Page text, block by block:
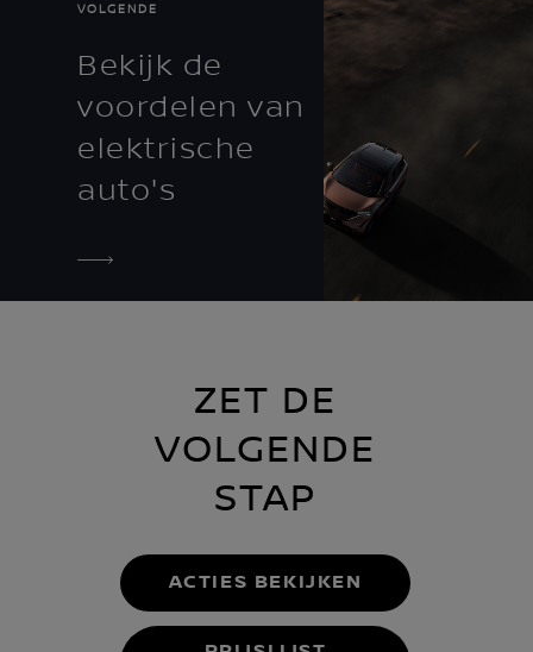
VOLGENDE
Bekijk de
voordelen van
elektrische
auto's
ZET DE
VOLGENDE
STAP
ACTIES BEKIJKEN